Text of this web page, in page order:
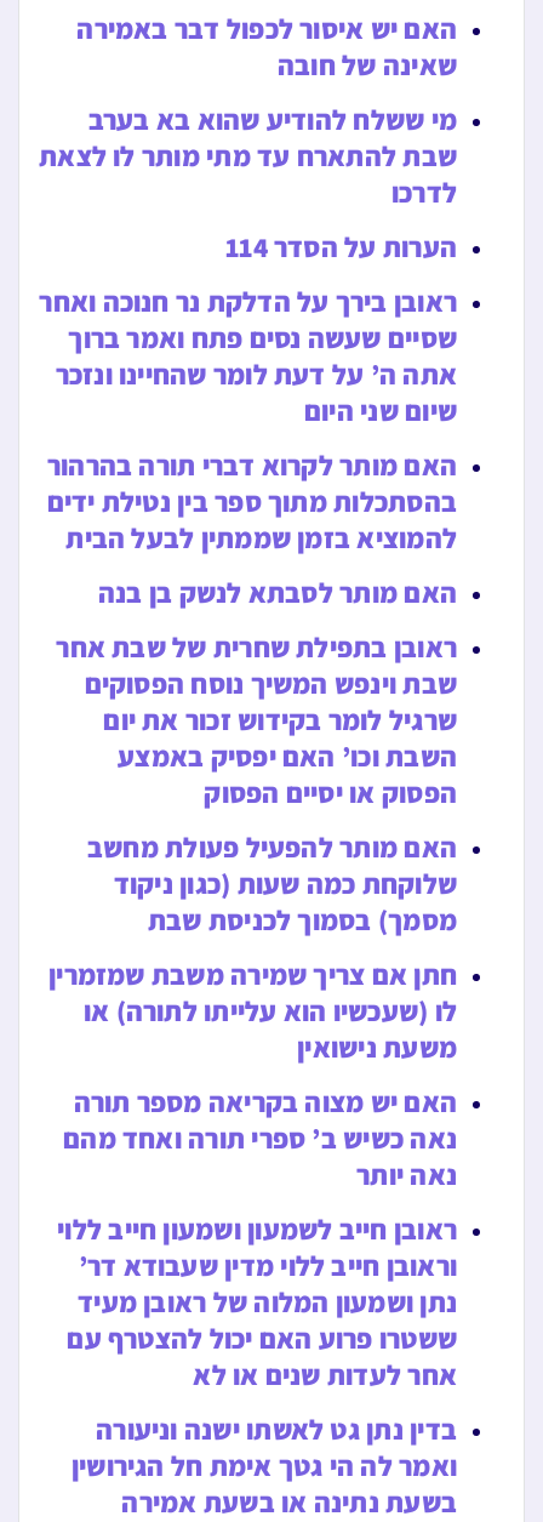
האם יש איסור לכפול דבר באמירה
שאינה של חובה
מי ששלח להודיע שהוא בא בערב
שבת להתארח עד מתי מותר לו לצאת
לדרכו
הערות על הסדר 114
ראובן בירך על הדלקת נר חנוכה ואחר
שסיים שעשה נסים פתח ואמר ברוך
אתה ה’ על דעת לומר שהחיינו ונזכר
שיום שני היום
האם מותר לקרוא דברי תורה בהרהור
בהסתכלות מתוך ספר בין נטילת ידים
להמוציא בזמן שממתין לבעל הבית
האם מותר לסבתא לנשק בן בנה
ראובן בתפילת שחרית של שבת אחר
שבת וינפש המשיך נוסח הפסוקים
שרגיל לומר בקידוש זכור את יום
השבת וכו’ האם יפסיק באמצע
הפסוק או יסיים הפסוק
האם מותר להפעיל פעולת מחשב
שלוקחת כמה שעות (כגון ניקוד
מסמך) בסמוך לכניסת שבת
חתן אם צריך שמירה משבת שמזמרין
לו (שעכשיו הוא עלייתו לתורה) או
משעת נישואין
האם יש מצוה בקריאה מספר תורה
נאה כשיש ב’ ספרי תורה ואחד מהם
נאה יותר
ראובן חייב לשמעון ושמעון חייב ללוי
וראובן חייב ללוי מדין שעבודא דר’
נתן ושמעון המלוה של ראובן מעיד
ששטרו פרוע האם יכול להצטרף עם
אחר לעדות שנים או לא
בדין נתן גט לאשתו ישנה וניעורה
ואמר לה הי גטך אימת חל הגירושין
בשעת נתינה או בשעת אמירה